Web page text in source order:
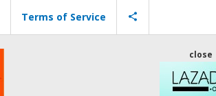
Terms of Service
close